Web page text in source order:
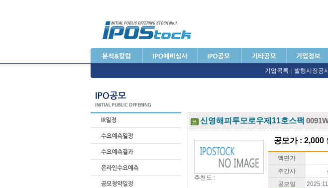
기업목록 발행시장공시
신영해피투모로우제11호스팩
추천도 :
공모가 : 2,000
액면가
주간사
공모일